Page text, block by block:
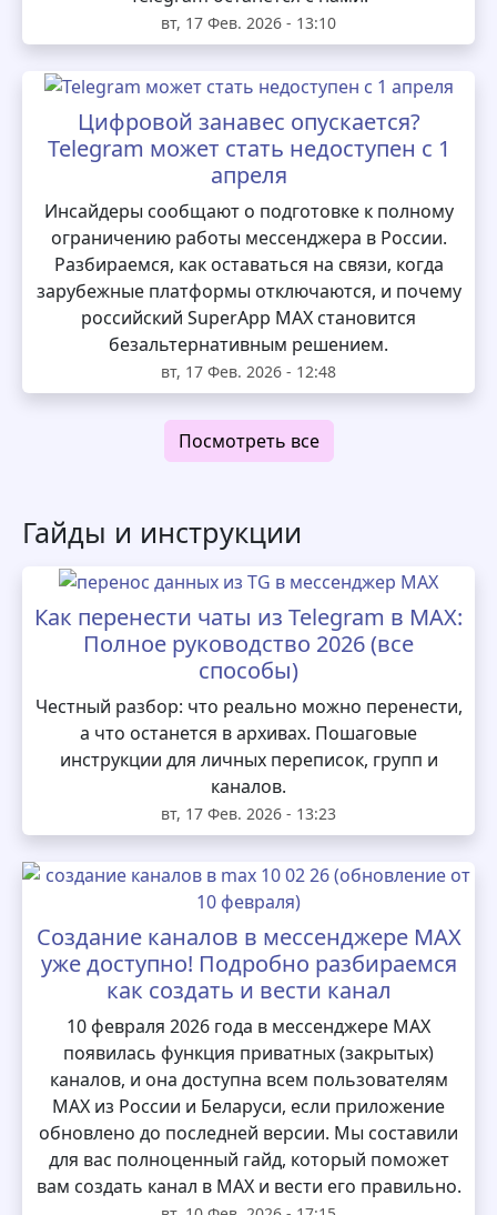
вт, 17 Фев. 2026 - 13:10
Цифровой занавес опускается?
Telegram может стать недоступен с 1
апреля
Инсайдеры сообщают о подготовке к полному
ограничению работы мессенджера в России.
Разбираемся, как оставаться на связи, когда
зарубежные платформы отключаются, и почему
российский SuperApp MAX становится
безальтернативным решением.
вт, 17 Фев. 2026 - 12:48
Посмотреть все
Гайды и инструкции
Как перенести чаты из Telegram в MAX:
Полное руководство 2026 (все
способы)
Честный разбор: что реально можно перенести,
а что останется в архивах. Пошаговые
инструкции для личных переписок, групп и
каналов.
вт, 17 Фев. 2026 - 13:23
Создание каналов в мессенджере MAX
уже доступно! Подробно разбираемся
как создать и вести канал
10 февраля 2026 года в мессенджере MAX
появилась функция приватных (закрытых)
каналов, и она доступна всем пользователям
MAX из России и Беларуси, если приложение
обновлено до последней версии. Мы составили
для вас полноценный гайд, который поможет
вам создать канал в MAX и вести его правильно.